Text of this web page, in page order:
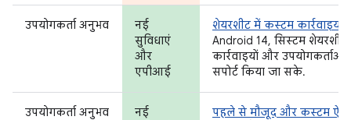
उपयोगकर्ता अनुभव
नई
सुविधाएं
और
एपीआई
शेयरशीट में कस्टम
Android 14, सिस्टम
कार्रवाइयों और उपयोगकर्ताओं
सपोर्ट किया जा सके.
उपयोगकर्ता अनुभव
नई
पहले से मौजूद और कस्टम